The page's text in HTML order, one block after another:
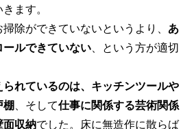
ます。
除ができていないというより、 あ
ルできていない 、という方が適切
られているのは、キッチンツールや
棚
、そして仕事に関係する芸術関係
面収納でした。床に無造作に散らば